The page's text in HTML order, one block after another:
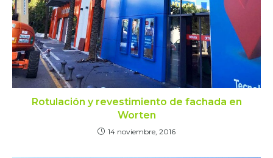
Rotulación y revestimiento de fachada en
Worten
14 noviembre, 2016